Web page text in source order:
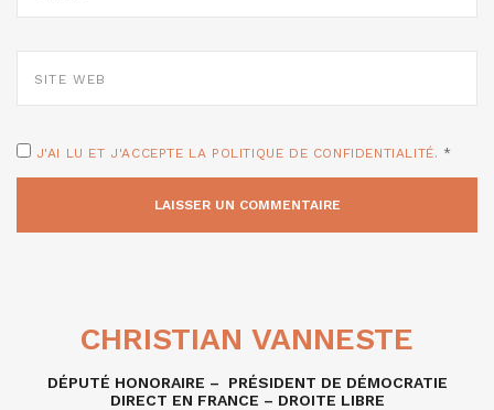
WEB
J'AI LU ET J'ACCEPTE LA POLITIQUE DE CONFIDENTIALITÉ. *
CHRISTIAN VANNESTE
DÉPUTÉ HONORAIRE – PRÉSIDENT DE DÉMOCRATIE
DIRECT EN FRANCE – DROITE LIBRE